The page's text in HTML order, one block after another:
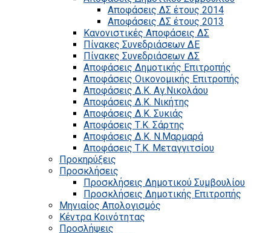
Αποφάσεις ΔΣ έτους 2014
Αποφάσεις ΔΣ έτους 2013
Κανονιστικές Αποφάσεις ΔΣ
Πίνακες Συνεδριάσεων ΔΕ
Πίνακες Συνεδριάσεων ΔΣ
Αποφάσεις Δημοτικής Επιτροπής
Αποφάσεις Οικονομικής Επιτροπής
Αποφάσεις Δ.Κ. Αγ.Νικολάου
Αποφάσεις Δ.Κ. Νικήτης
Αποφάσεις Δ.Κ. Συκιάς
Αποφάσεις Τ.Κ. Σάρτης
Αποφάσεις Δ.Κ. Ν.Μαρμαρά
Αποφάσεις Τ.Κ. Μεταγγιτσίου
Προκηρύξεις
Προσκλήσεις
Προσκλήσεις Δημοτικού Συμβουλίου
Προσκλήσεις Δημοτικής Επιτροπής
Μηνιαίος Απολογισμός
Κέντρα Κοινότητας
Προσλήψεις